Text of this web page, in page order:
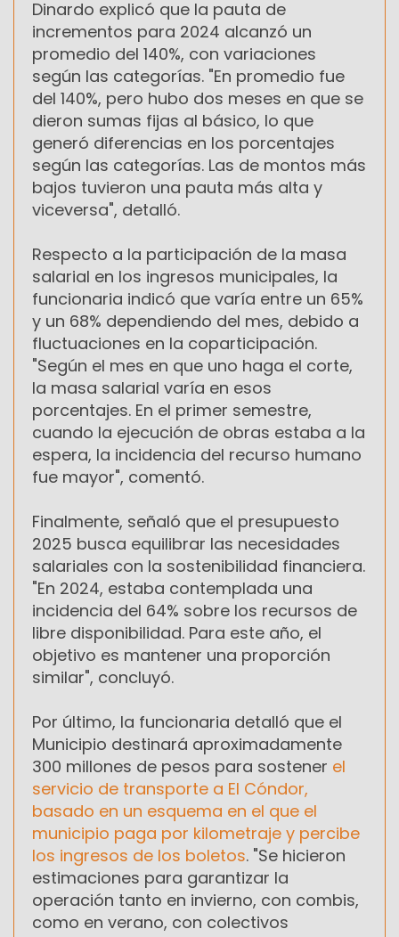
Dinardo explicó que la pauta de
incrementos para 2024 alcanzó un
promedio del 140%, con variaciones
según las categorías. "En promedio fue
del 140%, pero hubo dos meses en que se
dieron sumas fijas al básico, lo que
generó diferencias en los porcentajes
según las categorías. Las de montos más
bajos tuvieron una pauta más alta y
viceversa", detalló.
Respecto a la participación de la masa
salarial en los ingresos municipales, la
funcionaria indicó que varía entre un 65%
y un 68% dependiendo del mes, debido a
fluctuaciones en la coparticipación.
"Según el mes en que uno haga el corte,
la masa salarial varía en esos
porcentajes. En el primer semestre,
cuando la ejecución de obras estaba a la
espera, la incidencia del recurso humano
fue mayor", comentó.
Finalmente, señaló que el presupuesto
2025 busca equilibrar las necesidades
salariales con la sostenibilidad financiera.
"En 2024, estaba contemplada una
incidencia del 64% sobre los recursos de
libre disponibilidad. Para este año, el
objetivo es mantener una proporción
similar", concluyó.
Por último, la funcionaria detalló que el
Municipio destinará aproximadamente
300 millones de pesos para sostener el
servicio de transporte a El Cóndor,
basado en un esquema en el que el
municipio paga por kilometraje y percibe
los ingresos de los boletos. "Se hicieron
estimaciones para garantizar la
operación tanto en invierno, con combis,
como en verano, con colectivos